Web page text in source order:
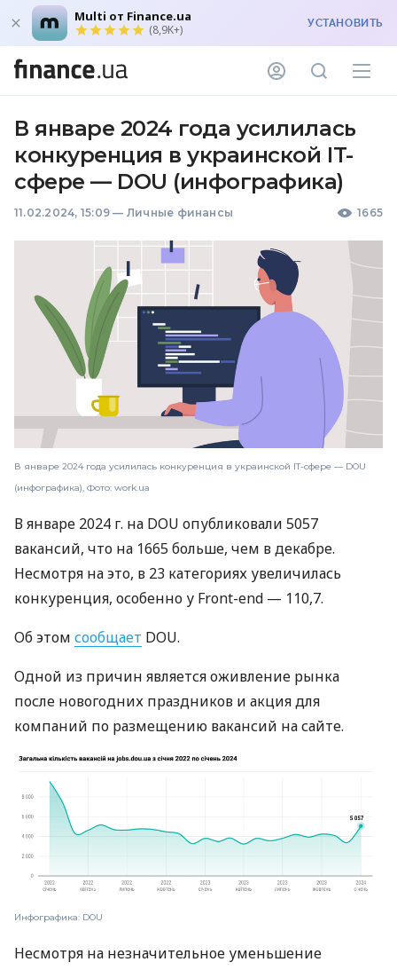
Multi от Finance.ua
(8,9K+) УСТАНОВИТЬ
В январе 2024 года усилилась
конкуренция в украинской IT-
сфере — DOU (инфографика)
11.02.2024, 15:09 — Личные финансы 1665
В январе 2024 года усилилась конкуренция в украинской IT-сфере — DOU
(инфографика), Фото: work.ua
В январе 2024 г. на DOU опубликовали 5057
вакансий, что на 1665 больше, чем в декабре.
Несмотря на это, в 23 категориях увеличилась
конкуренция, особенно у Front-end — 110,7.
Об этом сообщает DOU.
Одной из причин является оживление рынка
после новогодних праздников и акция для
компаний по размещению вакансий на сайте.
Инфографика: DOU
Несмотря на незначительное уменьшение